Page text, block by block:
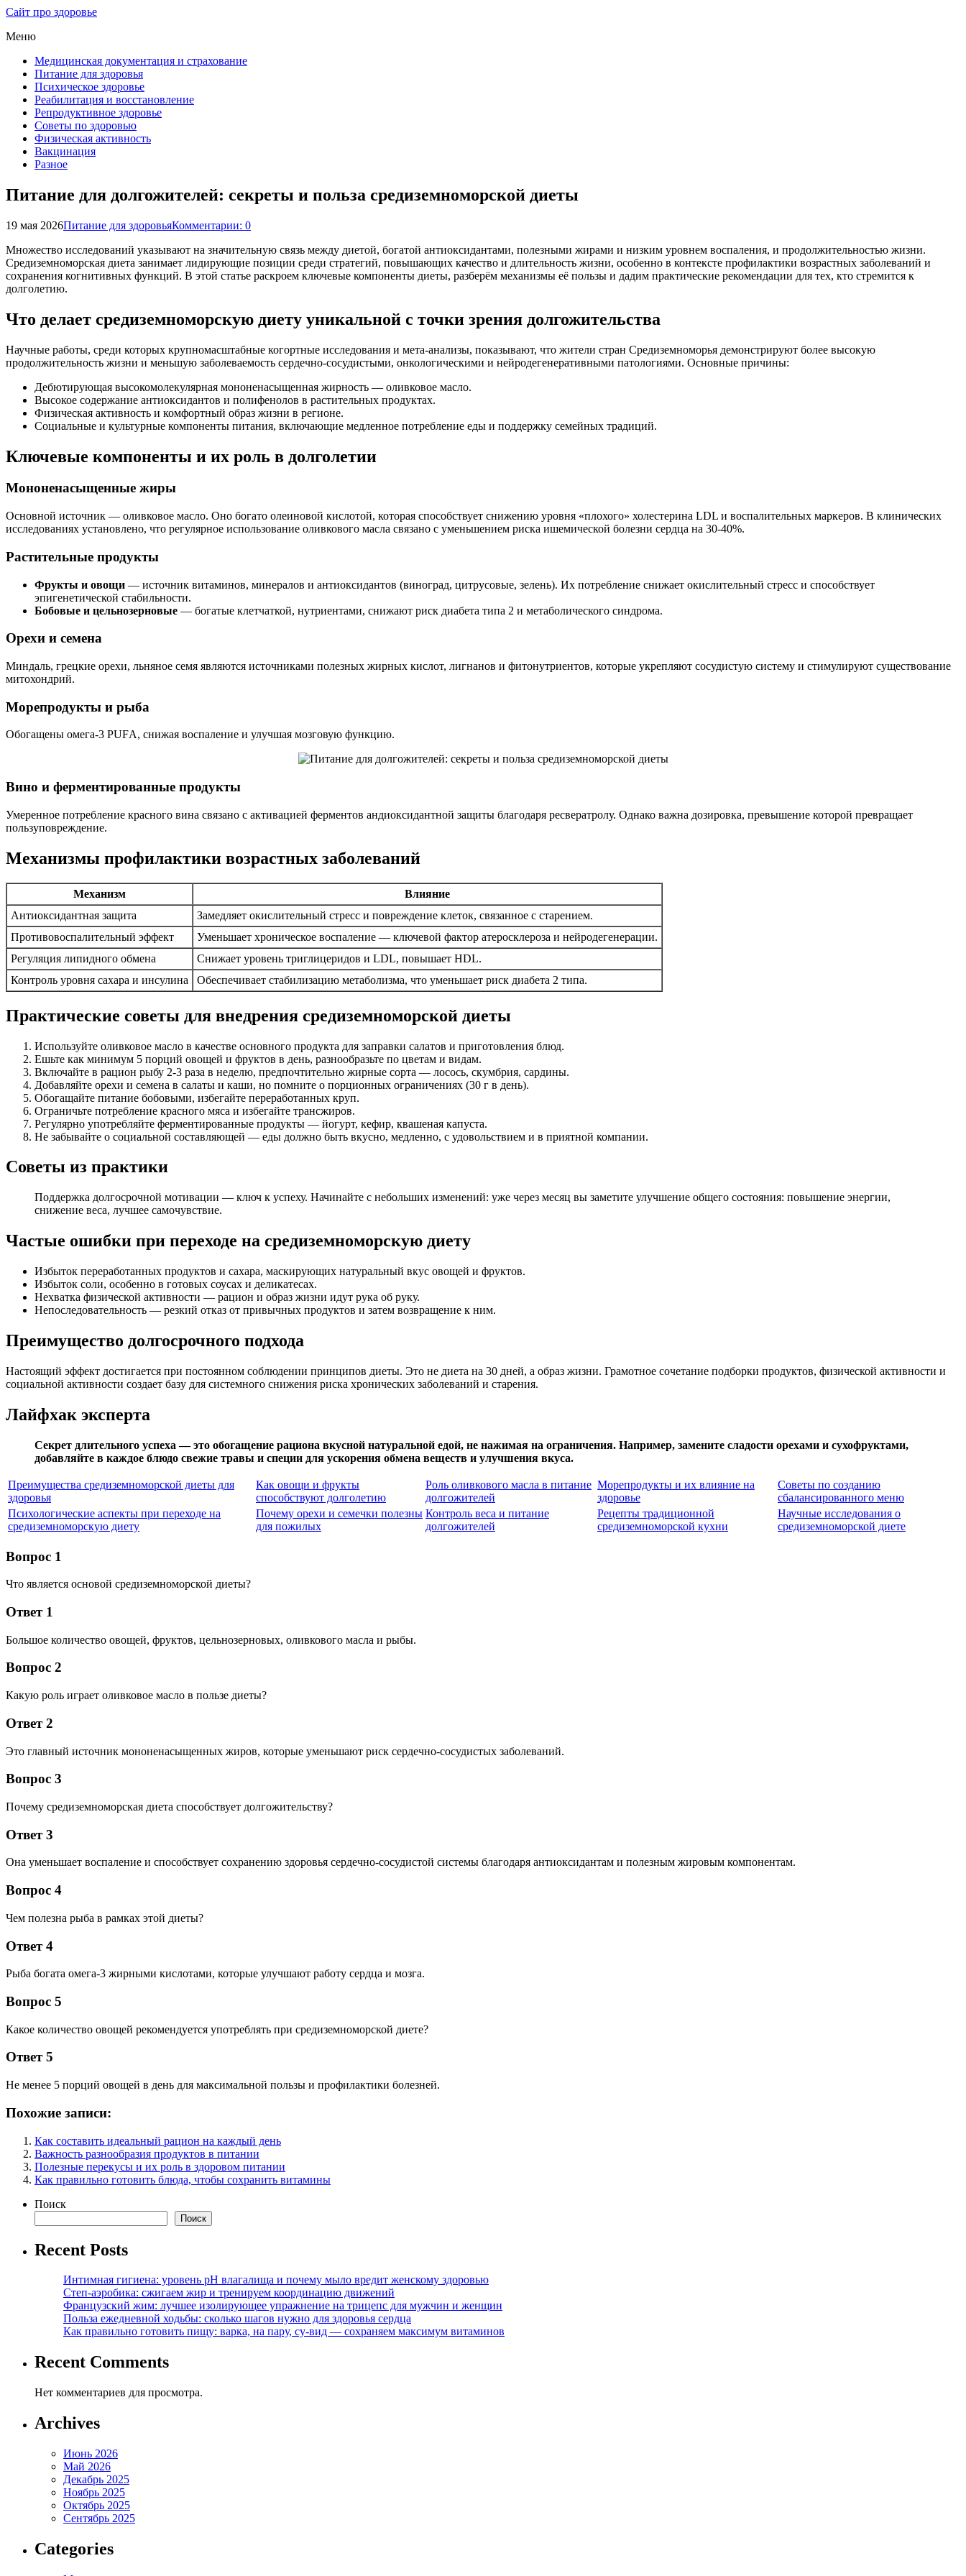
Сайт про здоровье
Меню
Медицинская документация и страхование
Питание для здоровья
Психическое здоровье
Реабилитация и восстановление
Репродуктивное здоровье
Советы по здоровью
Физическая активность
Вакцинация
Разное
Питание для долгожителей: секреты и польза средиземноморской диеты
19 мая 2026Питание для здоровьяКомментарии: 0
Множество исследований указывают на значительную связь между диетой, богатой антиоксидантами, полезными жирами и низким уровнем воспаления, и продолжительностью жизни.
Средиземноморская диета занимает лидирующие позиции среди стратегий, повышающих качество и длительность жизни, особенно в контексте профилактики возрастных заболеваний и
сохранения когнитивных функций. В этой статье раскроем ключевые компоненты диеты, разберём механизмы её пользы и дадим практические рекомендации для тех, кто стремится к
долголетию.
Что делает средиземноморскую диету уникальной с точки зрения долгожительства
Научные работы, среди которых крупномасштабные когортные исследования и мета-анализы, показывают, что жители стран Средиземноморья демонстрируют более высокую
продолжительность жизни и меньшую заболеваемость сердечно-сосудистыми, онкологическими и нейродегенеративными патологиями. Основные причины:
Дебютирующая высокомолекулярная мононенасыщенная жирность — оливковое масло.
Высокое содержание антиоксидантов и полифенолов в растительных продуктах.
Физическая активность и комфортный образ жизни в регионе.
Социальные и культурные компоненты питания, включающие медленное потребление еды и поддержку семейных традиций.
Ключевые компоненты и их роль в долголетии
Мононенасыщенные жиры
Основной источник — оливковое масло. Оно богато олеиновой кислотой, которая способствует снижению уровня «плохого» холестерина LDL и воспалительных маркеров. В клинических
исследованиях установлено, что регулярное использование оливкового масла связано с уменьшением риска ишемической болезни сердца на 30-40%.
Растительные продукты
Фрукты и овощи — источник витаминов, минералов и антиоксидантов (виноград, цитрусовые, зелень). Их потребление снижает окислительный стресс и способствует
эпигенетической стабильности.
Бобовые и цельнозерновые — богатые клетчаткой, нутриентами, снижают риск диабета типа 2 и метаболического синдрома.
Орехи и семена
Миндаль, грецкие орехи, льняное семя являются источниками полезных жирных кислот, лигнанов и фитонутриентов, которые укрепляют сосудистую систему и стимулируют существование
митохондрий.
Морепродукты и рыба
Обогащены омега-3 PUFА, снижая воспаление и улучшая мозговую функцию.
Вино и ферментированные продукты
Умеренное потребление красного вина связано с активацией ферментов андиоксидантной защиты благодаря ресвератролу. Однако важна дозировка, превышение которой превращает
пользуповреждение.
Механизмы профилактики возрастных заболеваний
Механизм
Влияние
Антиоксидантная защита
Замедляет окислительный стресс и повреждение клеток, связанное с старением.
Противовоспалительный эффект
Уменьшает хроническое воспаление — ключевой фактор атеросклероза и нейродегенерации.
Регуляция липидного обмена
Снижает уровень триглицеридов и LDL, повышает HDL.
Контроль уровня сахара и инсулина
Обеспечивает стабилизацию метаболизма, что уменьшает риск диабета 2 типа.
Практические советы для внедрения средиземноморской диеты
Используйте оливковое масло в качестве основного продукта для заправки салатов и приготовления блюд.
Ешьте как минимум 5 порций овощей и фруктов в день, разнообразьте по цветам и видам.
Включайте в рацион рыбу 2-3 раза в неделю, предпочтительно жирные сорта — лосось, скумбрия, сардины.
Добавляйте орехи и семена в салаты и каши, но помните о порционных ограничениях (30 г в день).
Обогащайте питание бобовыми, избегайте переработанных круп.
Ограничьте потребление красного мяса и избегайте трансжиров.
Регулярно употребляйте ферментированные продукты — йогурт, кефир, квашеная капуста.
Не забывайте о социальной составляющей — еды должно быть вкусно, медленно, с удовольствием и в приятной компании.
Советы из практики
Поддержка долгосрочной мотивации — ключ к успеху. Начинайте с небольших изменений: уже через месяц вы заметите улучшение общего состояния: повышение энергии,
снижение веса, лучшее самочувствие.
Частые ошибки при переходе на средиземноморскую диету
Избыток переработанных продуктов и сахара, маскирующих натуральный вкус овощей и фруктов.
Избыток соли, особенно в готовых соусах и деликатесах.
Нехватка физической активности — рацион и образ жизни идут рука об руку.
Непоследовательность — резкий отказ от привычных продуктов и затем возвращение к ним.
Преимущество долгосрочного подхода
Настоящий эффект достигается при постоянном соблюдении принципов диеты. Это не диета на 30 дней, а образ жизни. Грамотное сочетание подборки продуктов, физической активности и
социальной активности создает базу для системного снижения риска хронических заболеваний и старения.
Лайфхак эксперта
Секрет длительного успеха — это обогащение рациона вкусной натуральной едой, не нажимая на ограничения. Например, замените сладости орехами и сухофруктами,
добавляйте в каждое блюдо свежие травы и специи для ускорения обмена веществ и улучшения вкуса.
Преимущества средиземноморской диеты для
здоровья
Как овощи и фрукты
способствуют долголетию
Роль оливкового масла в питание
долгожителей
Морепродукты и их влияние на
здоровье
Советы по созданию
сбалансированного меню
Психологические аспекты при переходе на
средиземноморскую диету
Почему орехи и семечки полезны
для пожилых
Контроль веса и питание
долгожителей
Рецепты традиционной
средиземноморской кухни
Научные исследования о
средиземноморской диете
Вопрос 1
Что является основой средиземноморской диеты?
Ответ 1
Большое количество овощей, фруктов, цельнозерновых, оливкового масла и рыбы.
Вопрос 2
Какую роль играет оливковое масло в пользе диеты?
Ответ 2
Это главный источник мононенасыщенных жиров, которые уменьшают риск сердечно-сосудистых заболеваний.
Вопрос 3
Почему средиземноморская диета способствует долгожительству?
Ответ 3
Она уменьшает воспаление и способствует сохранению здоровья сердечно-сосудистой системы благодаря антиоксидантам и полезным жировым компонентам.
Вопрос 4
Чем полезна рыба в рамках этой диеты?
Ответ 4
Рыба богата омега-3 жирными кислотами, которые улучшают работу сердца и мозга.
Вопрос 5
Какое количество овощей рекомендуется употреблять при средиземноморской диете?
Ответ 5
Не менее 5 порций овощей в день для максимальной пользы и профилактики болезней.
Похожие записи:
Как составить идеальный рацион на каждый день
Важность разнообразия продуктов в питании
Полезные перекусы и их роль в здоровом питании
Как правильно готовить блюда, чтобы сохранить витамины
Поиск
Поиск
Recent Posts
Интимная гигиена: уровень pH влагалища и почему мыло вредит женскому здоровью
Степ-аэробика: сжигаем жир и тренируем координацию движений
Французский жим: лучшее изолирующее упражнение на трицепс для мужчин и женщин
Польза ежедневной ходьбы: сколько шагов нужно для здоровья сердца
Как правильно готовить пищу: варка, на пару, су-вид — сохраняем максимум витаминов
Recent Comments
Нет комментариев для просмотра.
Archives
Июнь 2026
Май 2026
Декабрь 2025
Ноябрь 2025
Октябрь 2025
Сентябрь 2025
Categories